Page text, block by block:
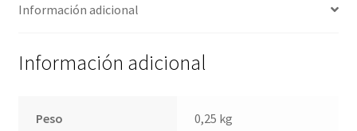
Información adicional
Información adicional
Peso 0,25 kg